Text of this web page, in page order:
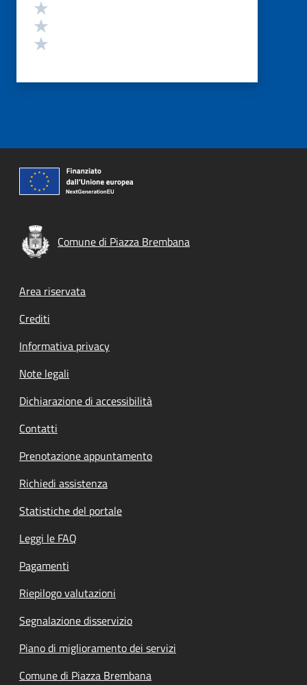
Comune di Piazza Brembana
Footer menu
Area riservata
Crediti
Informativa privacy
Note legali
Dichiarazione di accessibilità
Contatti
Prenotazione appuntamento
Richiedi assistenza
Statistiche del portale
Leggi le FAQ
Pagamenti
Riepilogo valutazioni
Segnalazione disservizio
Piano di miglioramento dei servizi
Comune di Piazza Brembana